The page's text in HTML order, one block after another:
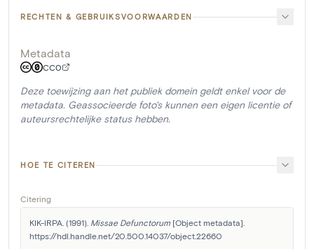
RECHTEN & GEBRUIKSVOORWAARDEN
Metadata
CC0
Deze toewijzing aan het publiek domein geldt enkel voor de
metadata. Geassocieerde foto's kunnen een eigen licentie of
auteursrechtelijke status hebben.
HOE TE CITEREN
Citering
KIK-IRPA. (1991). Missae Defunctorum [Object metadata].
https://hdl.handle.net/20.500.14037/object.22660